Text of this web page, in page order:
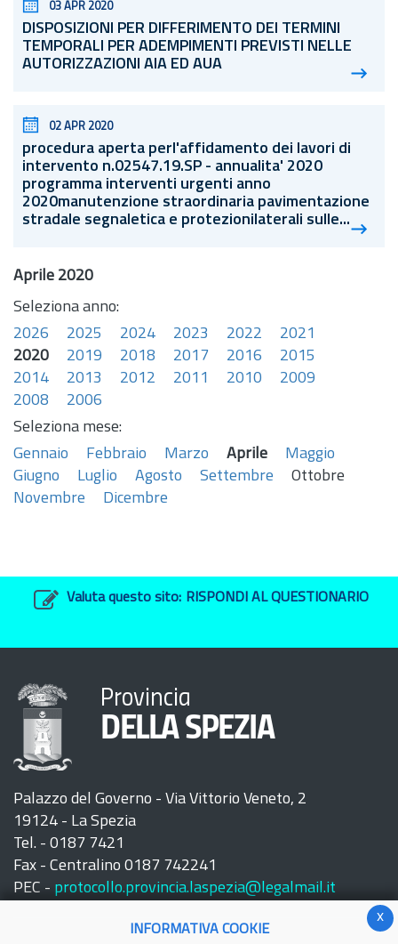
03 APR 2020
DISPOSIZIONI PER DIFFERIMENTO DEI TERMINI
TEMPORALI PER ADEMPIMENTI PREVISTI NELLE
AUTORIZZAZIONI AIA ED AUA
02 APR 2020
procedura aperta perl'affidamento dei lavori di
intervento n.02547.19.SP - annualita' 2020
programma interventi urgenti anno
2020manutenzione straordinaria pavimentazione
stradale segnaletica e protezionilaterali sulle...
Aprile 2020
Seleziona anno:
2026
2025 2024 2023 2022
2021
2020
2019 2018 2017 2016
2015
2014
2013 2012 2011 2010
2009
2008
2006
Seleziona mese:
Gennaio
Febbraio Marzo Aprile
Maggio
Giugno
Luglio Agosto Settembre
Ottobre
Novembre
Dicembre
Valuta questo sito: RISPONDI AL QUESTIONARIO
Provincia
DELLA SPEZIA
Palazzo del Governo - Via Vittorio Veneto, 2
19124 - La Spezia
Tel. - 0187 7421
Fax - Centralino 0187 742241
PEC - protocollo.provincia.laspezia@legalmail.it
x
INFORMATIVA COOKIE